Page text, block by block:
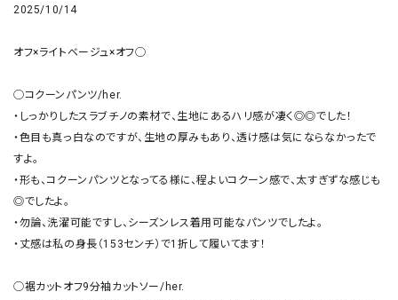
2025/10/14
オフ×ライトベージュ×オフ◯
◯コクーンパンツ/her.
・しっかりしたスラブチノの素材で、生地にあるハリ感が凄く◎◎でした！
・色目も真っ白なのですが、生地の厚みもあり、透け感は気にならなかったで
すよ。
・形も、コクーンパンツとなってる様に、程よいコクーン感で、太すぎずな感じも
◎でしたよ。
・勿論、洗濯可能ですし、シーズンレス着用可能なパンツでしたよ。
・丈感は私の身長（153センチ）で1折して履いてます！
◯裾カットオフ9分袖カットソー/her.